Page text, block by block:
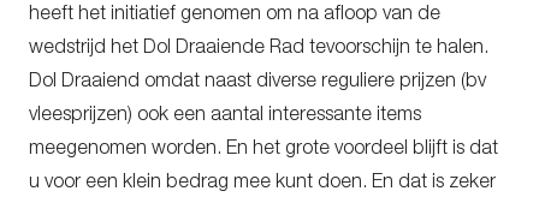
heeft het initiatief genomen om na afloop van de
wedstrijd het Dol Draaiende Rad tevoorschijn te halen.
Dol Draaiend omdat naast diverse reguliere prijzen (bv
vleesprijzen) ook een aantal interessante items
meegenomen worden. En het grote voordeel blijft is dat
u voor een klein bedrag mee kunt doen. En dat is zeker